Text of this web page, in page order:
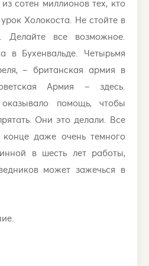
сотен миллионов тех, кто
Холокоста. Не стойте в
Делайте все возможное.
в Бухенвальде. Четырьмя
– британская армия в
Армия – здесь.
помощь, чтобы
Они это делали. Все
даже очень темного
в шесть лет работы,
может зажечься в